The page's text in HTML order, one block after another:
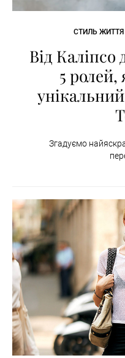
СТИЛЬ
Від Каліпсо
5 ролей,
Згадуємо